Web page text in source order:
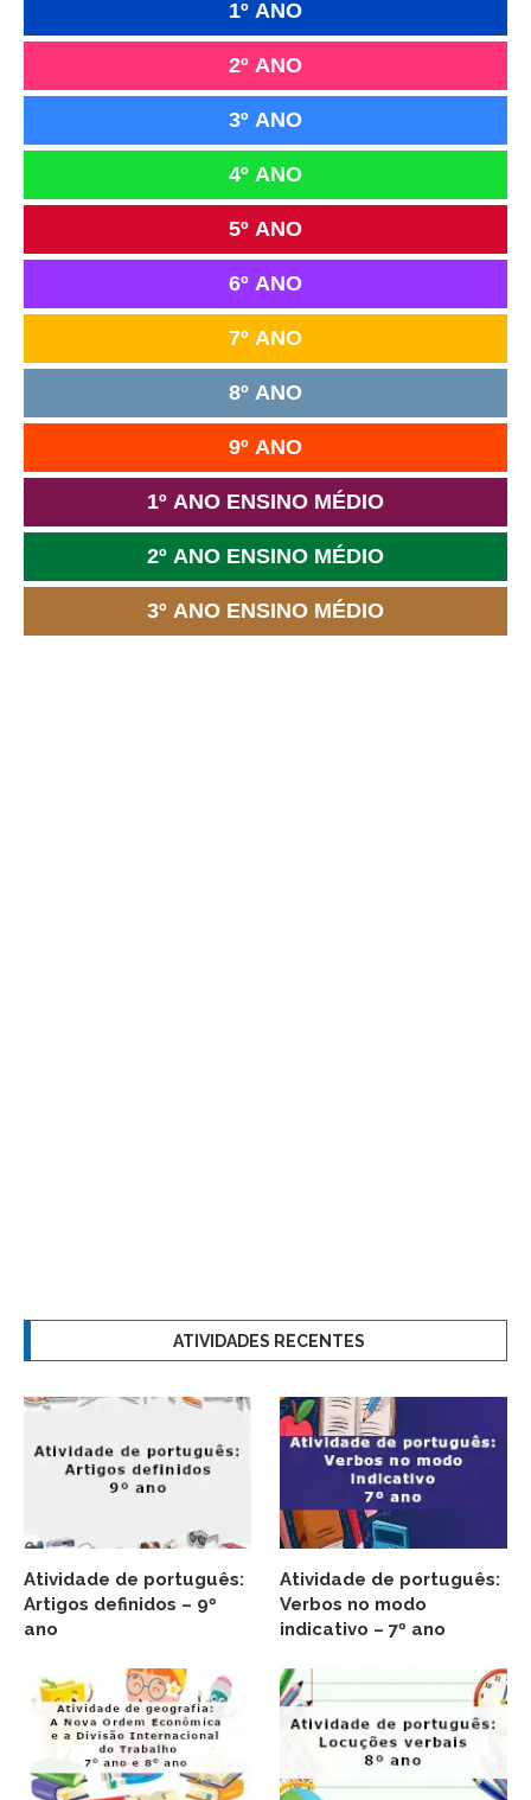
1º ANO
2º ANO
3º ANO
4º ANO
5º ANO
6º ANO
7º ANO
8º ANO
9º ANO
1º ANO ENSINO MÉDIO
2º ANO ENSINO MÉDIO
3º ANO ENSINO MÉDIO
ATIVIDADES RECENTES
Atividade de português:
Artigos definidos – 9º
ano
Atividade de português:
Verbos no modo
indicativo – 7º ano